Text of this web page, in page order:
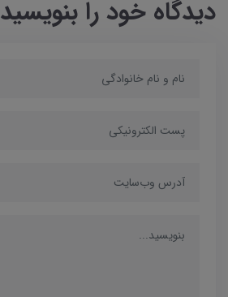
دیدگاه خود را بنویسید